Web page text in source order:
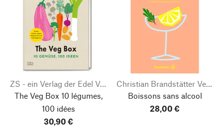
ZS - ein Verlag der Edel Verlagsgruppe
The Veg Box 10 légumes,
100 idées
30,90 €
Christian Brandstätter Verlag
Boissons sans alcool
28,00 €